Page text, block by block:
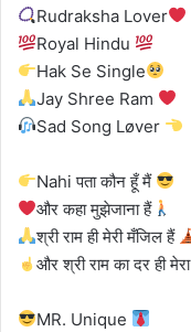
Rudraksha Lover
Royal Hindu
Hak Se Single
Jay Shree Ram
Sad Song Løver
Nahi पता कौन हूँ मैं
और कहा मुझेजाना हैं
श्री राम ही मेरी मँजिल हैं
और श्री राम का दर ही
MR. Unique